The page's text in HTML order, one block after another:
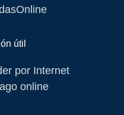
útil
por Internet
online